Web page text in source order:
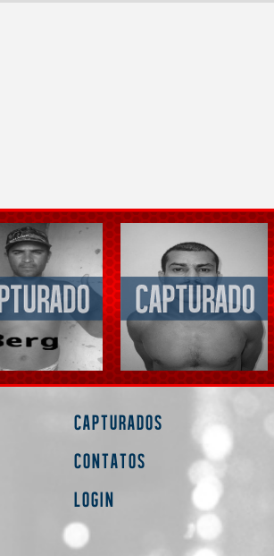
Capturados
Contatos
Login